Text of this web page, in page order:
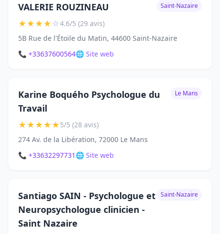
VALERIE ROUZINEAU Saint-Nazaire
★★★★☆4.6/5 (29 avis)
5B Rue de l'Étoile du Matin, 44600 Saint-Nazaire
📞 +33637600564🌐 Site web
Karine Boquého Psychologue du
Travail
Le Mans
★★★★★5/5 (28 avis)
274 Av. de la Libération, 72000 Le Mans
📞 +33632297731 🌐 Site web
Santiago SAIN - Psychologue et
Neuropsychologue clinicien -
Saint Nazaire
Saint-Nazaire